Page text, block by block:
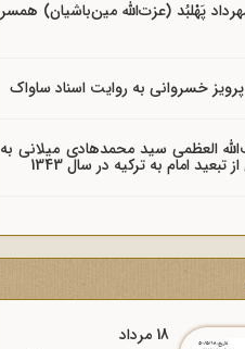
پَهْلبُد (عزت‌الله مین‌باشیان) همسر
خسروانی به روایت اسناد ساواک
العظمی سید محمدهادی میلانی به
امام به ترکیه در سال 1343
18 مرداد